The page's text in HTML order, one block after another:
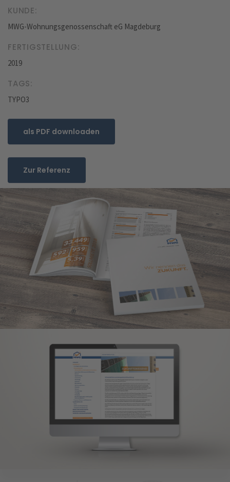
KUNDE:
MWG-Wohnungsgenossenschaft eG Magdeburg
FERTIGSTELLUNG:
2019
TAGS:
TYPO3
als PDF downloaden
Zur Referenz